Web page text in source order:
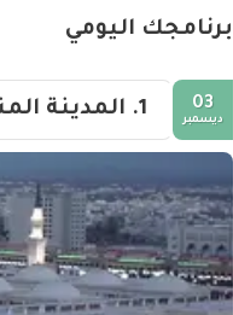
برنامجك اليومي
03
ديسمبر 1. المدينة